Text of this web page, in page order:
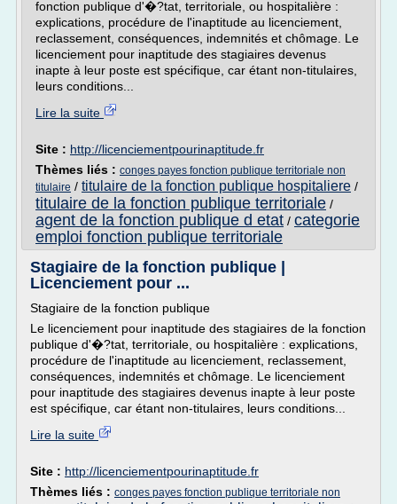
fonction publique d'�?tat, territoriale, ou hospitalière :
explications, procédure de l'inaptitude au licenciement,
reclassement, conséquences, indemnités et chômage. Le
licenciement pour inaptitude des stagiaires devenus
inapte à leur poste est spécifique, car étant non-titulaires,
leurs conditions...
Lire la suite
Site : http://licenciementpourinaptitude.fr
Thèmes liés : conges payes fonction publique territoriale non
titulaire / titulaire de la fonction publique hospitaliere /
titulaire de la fonction publique territoriale /
agent de la fonction publique d etat / categorie
emploi fonction publique territoriale
Stagiaire de la fonction publique |
Licenciement pour ...
Stagiaire de la fonction publique
Le licenciement pour inaptitude des stagiaires de la fonction
publique d'�?tat, territoriale, ou hospitalière : explications,
procédure de l'inaptitude au licenciement, reclassement,
conséquences, indemnités et chômage. Le licenciement
pour inaptitude des stagiaires devenus inapte à leur poste
est spécifique, car étant non-titulaires, leurs conditions...
Lire la suite
Site : http://licenciementpourinaptitude.fr
Thèmes liés : conges payes fonction publique territoriale non